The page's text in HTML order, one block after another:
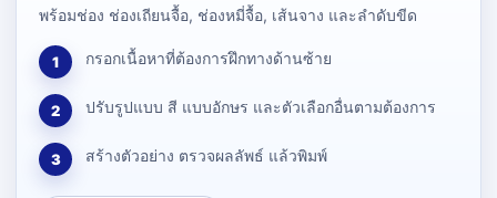
พร้อมช่อง ช่องเถียนจื้อ, ช่องหมี่จื้อ, เส้นจาง และลำดับขีด
1 กรอกเนื้อหาที่ต้องการฝึกทางด้านซ้าย
2 ปรับรูปแบบ สี แบบอักษร และตัวเลือกอื่นตามต้องการ
3 สร้างตัวอย่าง ตรวจผลลัพธ์ แล้วพิมพ์